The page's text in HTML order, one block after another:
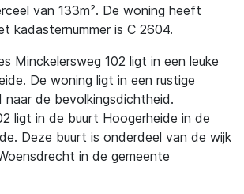
van 133m². De woning heeft
kadasternummer is C 2604.
Minckelersweg 102 ligt in een leuke
De woning ligt in een rustige
naar de bevolkingsdichtheid.
ligt in de buurt Hoogerheide in de
Deze buurt is onderdeel van de wijk
in de gemeente